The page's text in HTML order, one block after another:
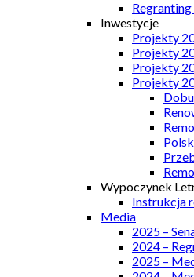
Inwestycje
Projekty
Projekty
Projekty
Projekty
Wypoczynek
Instrukcja
Media
2025 –
2024 –
2025 –